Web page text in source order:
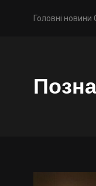
Головні новини